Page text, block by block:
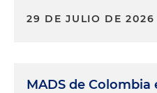
29 DE JULIO DE 2026
MADS de